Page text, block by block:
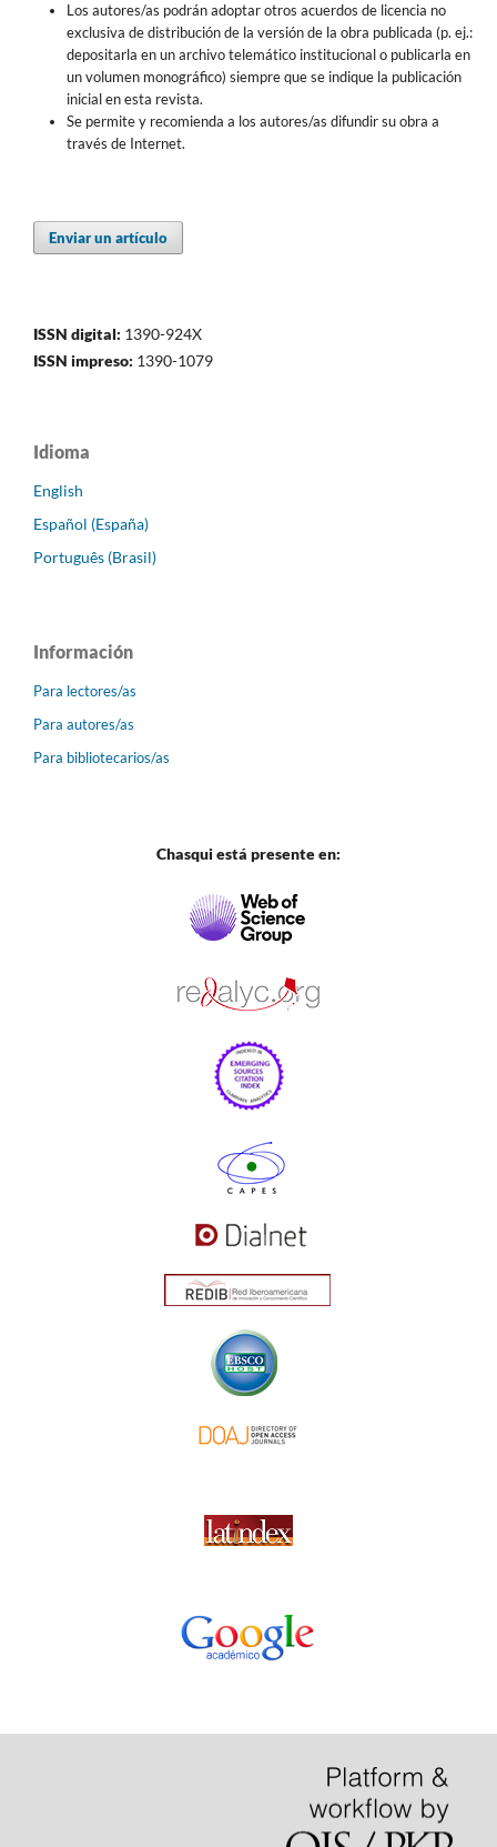
Los autores/as podrán adoptar otros acuerdos de licencia no
exclusiva de distribución de la versión de la obra publicada (p. ej.:
depositarla en un archivo telemático institucional o publicarla en
un volumen monográfico) siempre que se indique la publicación
inicial en esta revista.
Se permite y recomienda a los autores/as difundir su obra a
través de Internet.
Enviar un artículo
ISSN digital: 1390-924X
ISSN impreso: 1390-1079
Idioma
English
Español (España)
Português (Brasil)
Información
Para lectores/as
Para autores/as
Para bibliotecarios/as
Chasqui está presente en: